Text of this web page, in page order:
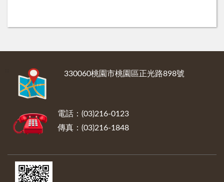
330060桃園市桃園區正光路898號
電話：(03)216-0123
傳真：(03)216-1848